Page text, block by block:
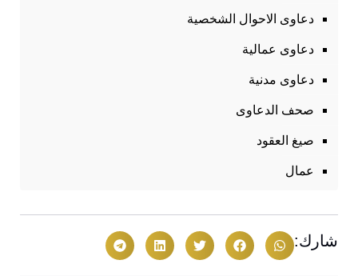
دعاوى الاحوال الشخصية
دعاوى عمالية
دعاوى مدنية
صحف الدعاوى
صيغ العقود
عمال
شارك: